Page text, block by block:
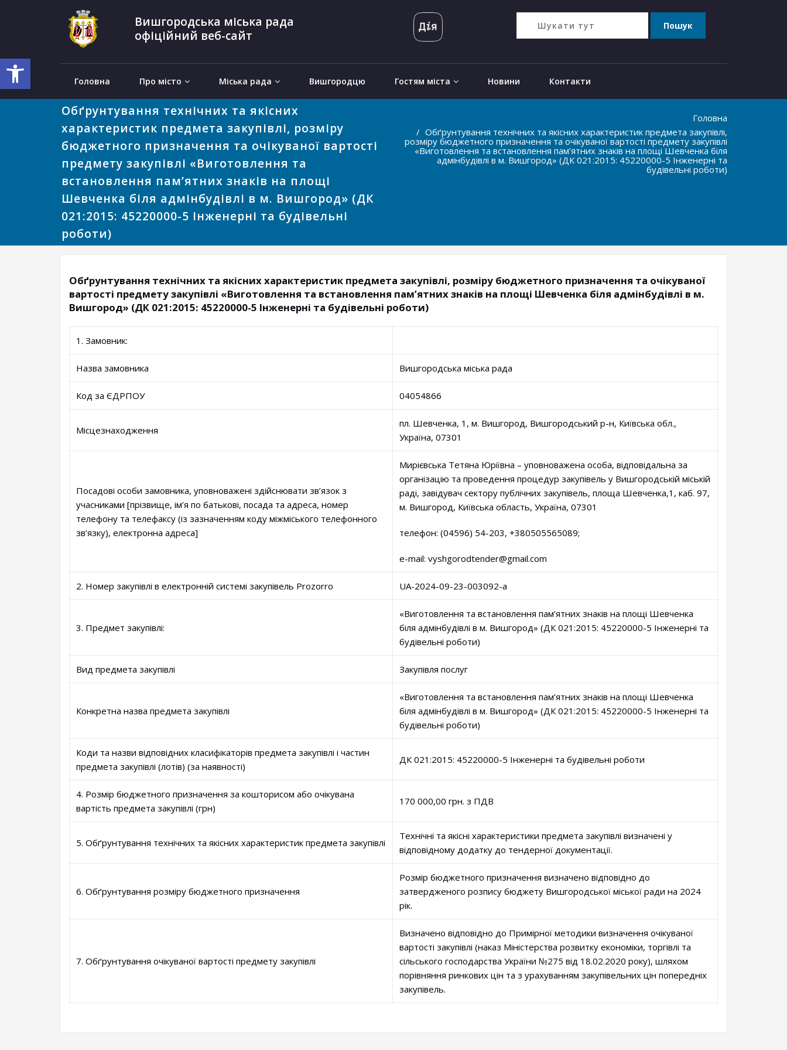
Відкрити Панель інструментів
Вишгородська міська рада
офіційний веб-сайт
Головна Про місто Міська рада Вишгородцю Гостям міста Новини Контакти
Обґрунтування технічних та якісних
характеристик предмета закупівлі, розміру
бюджетного призначення та очікуваної вартості
предмету закупівлі «Виготовлення та
встановлення пам’ятних знаків на площі
Шевченка біля адмінбудівлі в м. Вишгород» (ДК
021:2015: 45220000-5 Інженерні та будівельні
роботи)
Головна
Обґрунтування технічних та якісних характеристик предмета закупівлі,
розміру бюджетного призначення та очікуваної вартості предмету закупівлі
«Виготовлення та встановлення пам’ятних знаків на площі Шевченка біля
адмінбудівлі в м. Вишгород» (ДК 021:2015: 45220000-5 Інженерні та
будівельні роботи)
Обґрунтування технічних та якісних характеристик предмета закупівлі, розміру бюджетного призначення та очікуваної
вартості предмету закупівлі «Виготовлення та встановлення пам’ятних знаків на площі Шевченка біля адмінбудівлі в м.
Вишгород» (ДК 021:2015: 45220000-5 Інженерні та будівельні роботи)
1. Замовник:
Назва замовника Вишгородська міська рада
Код за ЄДРПОУ 04054866
Місцезнаходження
пл. Шевченка, 1, м. Вишгород, Вишгородський р-н, Київська обл.,
Україна, 07301
Посадові особи замовника, уповноважені здійснювати зв’язок з
учасниками [прізвище, ім’я по батькові, посада та адреса, номер
телефону та телефаксу (із зазначенням коду міжміського телефонного
зв’язку), електронна адреса]
Мирієвська Тетяна Юріївна – уповноважена особа, відповідальна за
організацію та проведення процедур закупівель у Вишгородській міській
раді, завідувач сектору публічних закупівель, площа Шевченка,1, каб. 97,
м. Вишгород, Київська область, Україна, 07301
телефон: (04596) 54-203, +380505565089;
e-mail: vyshgorodtender@gmail.com
2. Номер закупівлі в електронній системі закупівель Prozorro UA-2024-09-23-003092-a
3. Предмет закупівлі:
«Виготовлення та встановлення пам’ятних знаків на площі Шевченка
біля адмінбудівлі в м. Вишгород» (ДК 021:2015: 45220000-5 Інженерні та
будівельні роботи)
Вид предмета закупівлі Закупівля послуг
Конкретна назва предмета закупівлі
«Виготовлення та встановлення пам’ятних знаків на площі Шевченка
біля адмінбудівлі в м. Вишгород» (ДК 021:2015: 45220000-5 Інженерні та
будівельні роботи)
Коди та назви відповідних класифікаторів предмета закупівлі і частин
предмета закупівлі (лотів) (за наявності)
ДК 021:2015: 45220000-5 Інженерні та будівельні роботи
4. Розмір бюджетного призначення за кошторисом або очікувана
вартість предмета закупівлі (грн)
170 000,00 грн. з ПДВ
5. Обґрунтування технічних та якісних характеристик предмета закупівлі
Технічні та якісні характеристики предмета закупівлі визначені у
відповідному додатку до тендерної документації.
6. Обґрунтування розміру бюджетного призначення
Розмір бюджетного призначення визначено відповідно до
затвердженого розпису бюджету Вишгородської міської ради на 2024
рік.
7. Обґрунтування очікуваної вартості предмету закупівлі
Визначено відповідно до Примірної методики визначення очікуваної
вартості закупівлі (наказ Міністерства розвитку економіки, торгівлі та
сільського господарства України №275 від 18.02.2020 року), шляхом
порівняння ринкових цін та з урахуванням закупівельних цін попередніх
закупівель.